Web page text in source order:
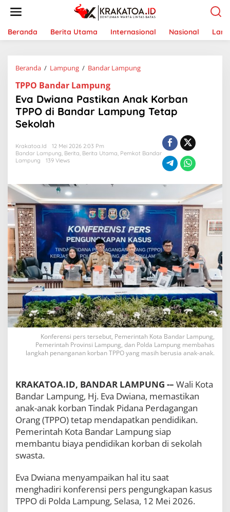
t
Beranda Berita Utama Internasional Nasional
Beranda / Lampung / Bandar Lampung
D
w
i
P
k
a
n
A
n
a
k
K
o
r
b
a
n
T
P
P
O
d
a
d
a
r
L
a
m
n
T
e
TPPO Bandar Lampung
Eva Dwiana Pastikan Anak Korban
TPPO di Bandar Lampung Tetap
Sekolah
Krakatoa.id
12 Mei 2026 2:03 Pm
Bandar Lampung, Berita, Berita Utama, Pemkot Bandar
Lampung
139 Views
Konferensi pers tersebut, Pemerintah Kota Bandar Lampung,
Pemerintah Provinsi Lampung, dan Polda Lampung membahas
langkah penanganan korban TPPO yang masih berusia anak-anak.
KRAKATOA.ID, BANDAR LAMPUNG -– Wali Kota
Bandar Lampung, Hj. Eva Dwiana, memastikan
anak-anak korban Tindak Pidana Perdagangan
Orang (TPPO) tetap mendapatkan pendidikan.
Pemerintah Kota Bandar Lampung siap
membantu biaya pendidikan korban di sekolah
swasta.
Eva Dwiana menyampaikan hal itu saat
menghadiri konferensi pers pengungkapan kasus
TPPO di Polda Lampung, Selasa, 12 Mei 2026.